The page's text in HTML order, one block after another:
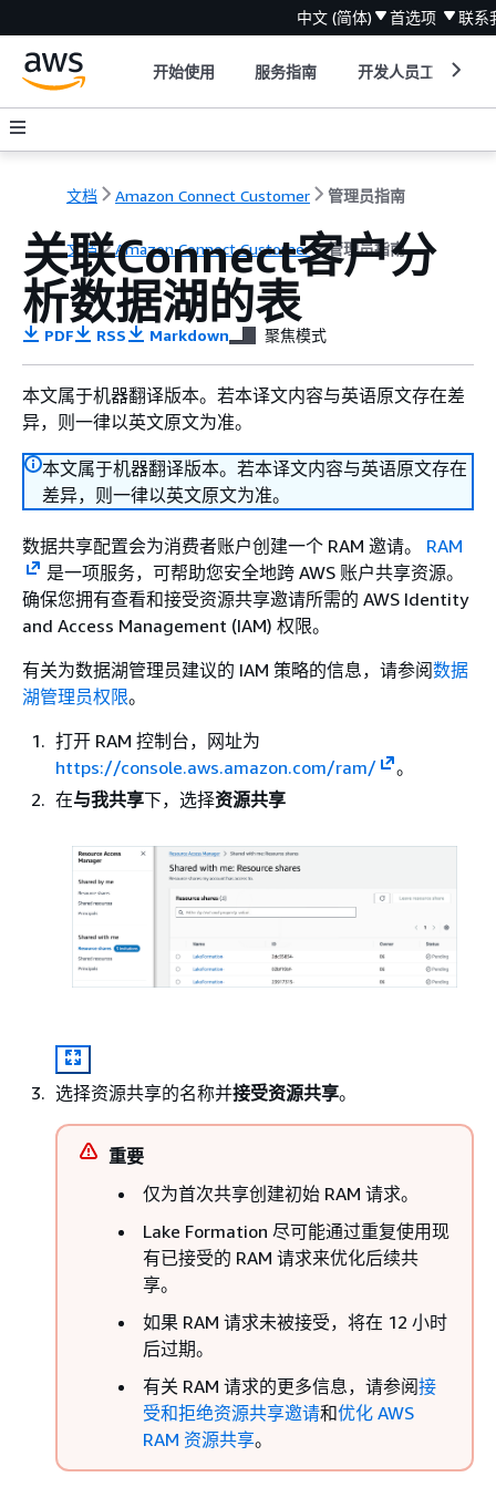
中文 (简体) 首选项 联系
开始使用 服务指南 开发人员工具
文档 Amazon Connect Customer 管理员指南
文档 Amazon Connect Customer 管理员指南
关联Connect客户分
析数据湖的表
PDF RSS Markdown 聚焦模式
本文属于机器翻译版本。若本译文内容与英语原文存在差
异，则一律以英文原文为准。
本文属于机器翻译版本。若本译文内容与英语原文存在
差异，则一律以英文原文为准。
数据共享配置会为消费者账户创建一个 RAM 邀请。 RAM
是一项服务，可帮助您安全地跨 AWS 账户共享资源。
确保您拥有查看和接受资源共享邀请所需的 AWS Identity
and Access Management (IAM) 权限。
有关为数据湖管理员建议的 IAM 策略的信息，请参阅数据
湖管理员权限。
打开 RAM 控制台，网址为
https://console.aws.amazon.com/ram/
。
在与我共享下，选择资源共享
选择资源共享的名称并接受资源共享。
重要
仅为首次共享创建初始 RAM 请求。
Lake Formation 尽可能通过重复使用现
有已接受的 RAM 请求来优化后续共
享。
如果 RAM 请求未被接受，将在 12 小时
后过期。
有关 RAM 请求的更多信息，请参阅接
受和拒绝资源共享邀请和优化 AWS
RAM 资源共享。